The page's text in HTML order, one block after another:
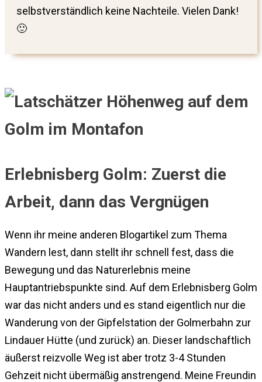
selbstverständlich keine Nachteile. Vielen Dank!
🙂
Erlebnisberg Golm: Zuerst die
Arbeit, dann das Vergnügen
Wenn ihr meine anderen Blogartikel zum Thema
Wandern lest, dann stellt ihr schnell fest, dass die
Bewegung und das Naturerlebnis meine
Hauptantriebspunkte sind. Auf dem Erlebnisberg Golm
war das nicht anders und es stand eigentlich nur die
Wanderung von der Gipfelstation der Golmerbahn zur
Lindauer Hütte (und zurück) an. Dieser landschaftlich
äußerst reizvolle Weg ist aber trotz 3-4 Stunden
Gehzeit nicht übermäßig anstrengend. Meine Freundin